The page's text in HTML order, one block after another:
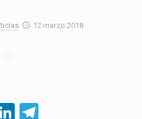
12 marzo 2018
X LinkedIn